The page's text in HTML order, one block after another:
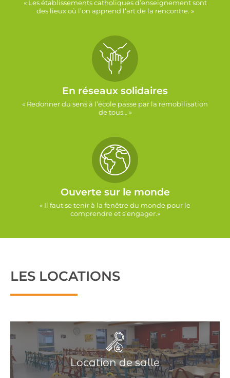
« Les établissements catholiques d’enseignement sont
des lieux où l’on apprend l’art de la rencontre. »
En réseaux solidaires
« Redonner du sens à l’école passe par la remobilisation
de tous… »
Ouverte sur le monde
« Il faut se tenir à la fenêtre du monde pour le
comprendre et s’engager.»
LES LOCATIONS
Location de salle